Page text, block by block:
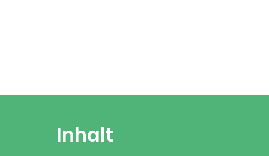
Inhalt